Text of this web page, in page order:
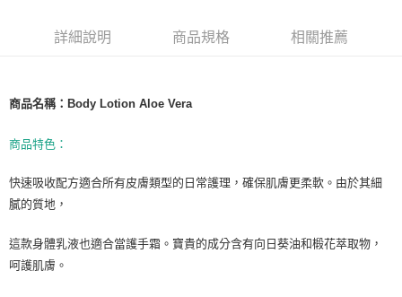
ATM付款
每筆NT$80，滿NT$999(含以上)免運費
每筆NT$80，滿NT$999(含以上)免運費
每筆NT$80，滿NT$999(含以上)免運費
詳細說明 商品規格 相關推薦
商品名稱：Body Lotion Aloe Vera
商品特色：
快速吸收配方適合所有皮膚類型的日常護理，確保肌膚更柔軟。由於其細
膩的質地，
這款身體乳液也適合當護手霜。寶貴的成分含有向日葵油和椴花萃取物，
呵護肌膚。